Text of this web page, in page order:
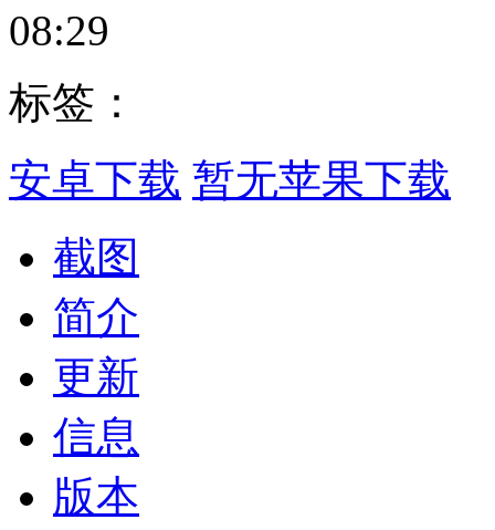
08:29
标签：
安卓下载 暂无苹果下载
截图
简介
更新
信息
版本